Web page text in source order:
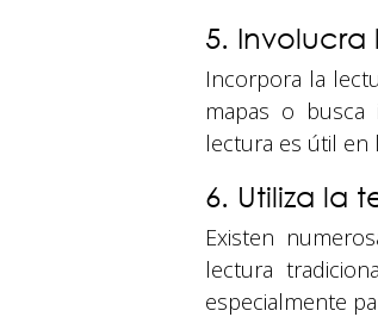
5.
Incorpora la
mapas o
lectura es útil en
6. Utiliza la
Existen
lectura
especialmente